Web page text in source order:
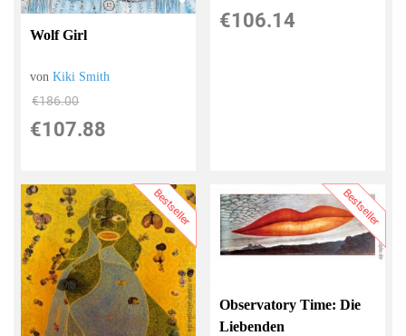
Wolf Girl
vonKiki Smith
€186.00
€107.88
€106.14
Bestseller Bestseller
Observatory Time: Die
Liebenden